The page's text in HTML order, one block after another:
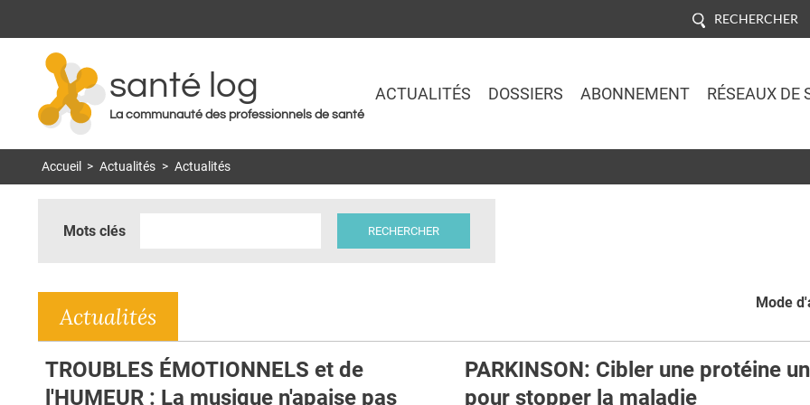
RECHERCHER
santé log
La communauté des professionnels de santé
ACTUALITÉS DOSSIERS ABONNEMENT RÉSEAUX DE
Accueil > Actualités > Actualités
Mots clés
Mode
Actualités
TROUBLES ÉMOTIONNELS et de
l'HUMEUR : La musique n'apaise pas
PARKINSON: Cibler une protéine
pour stopper la maladie